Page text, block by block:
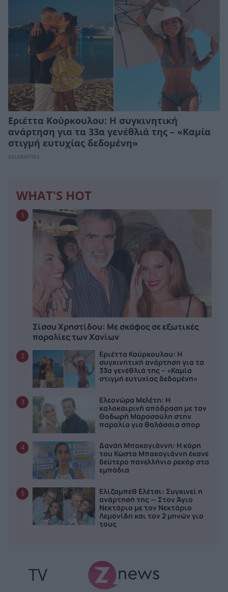
Εριέττα Κούρκουλου: Η συγκινητική
ανάρτηση για τα 33α γενέθλιά της – «Καμία
στιγμή ευτυχίας δεδομένη»
CELEBRITIES
WHAT'S HOT
1
Σίσσυ Χρηστίδου: Με σκάφος σε εξωτικές
παραλίες των Χανίων
2
Εριέττα Κούρκουλου: Η
συγκινητική ανάρτηση για τα
33α γενέθλιά της – «Καμία
στιγμή ευτυχίας δεδομένη»
3
Ελεονώρα Μελέτη: Η
καλοκαιρινή απόδραση με τον
Θοδωρή Μαροσούλη στην
παραλία για θαλάσσια σπορ
4
Δανάη Μπακογιάννη: Η κόρη
του Κώστα Μπακογιάννη έκανε
δεύτερο πανελλήνιο ρεκόρ στα
εμπόδια
5
Ελίζαμπεθ Ελέτσι: Συγκινεί η
ανάρτησή της — Στον Άγιο
Νεκτάριο με τον Νεκτάριο
Λεμονίδη και τον 2 μηνών γιο
τους
TV